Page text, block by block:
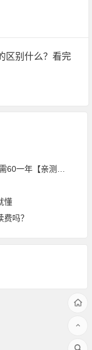
区别什么？看完
年【亲测有效】
懂
吗？